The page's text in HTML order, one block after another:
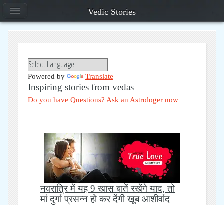
Powered by Translate
Inspiring stories from vedas
Do you have Questions? Ask an Astrologer now
नवरात्रि में यह 9 खास बातें रखेंगे याद, तो
मां दुर्गा प्रसन्न हो कर देंगी खूब आशीर्वाद
Vedic Stories